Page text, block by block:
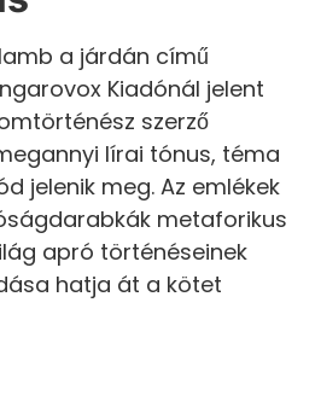
a járdán című
Kiadónál jelent
szerző
lírai tónus, téma
jelenik meg. Az emlékek
metaforikus
apró történéseinek
hatja át a kötet